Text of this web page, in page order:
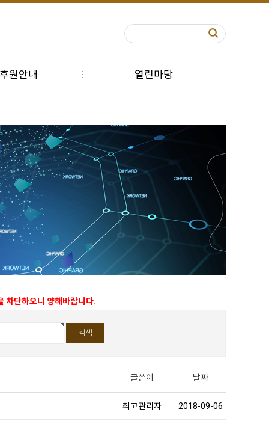
원안내 열린마당
차단하오니 양해바랍니다.
글쓴이 날짜
최고관리자 2018-09-06